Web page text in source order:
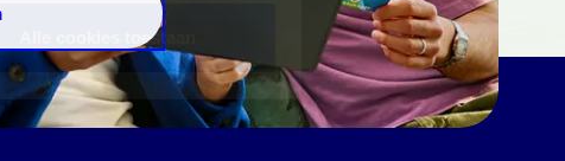
Alle cookies toestaan